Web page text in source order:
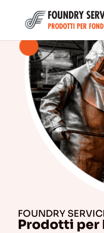
FOUNDRY
Prodotti per